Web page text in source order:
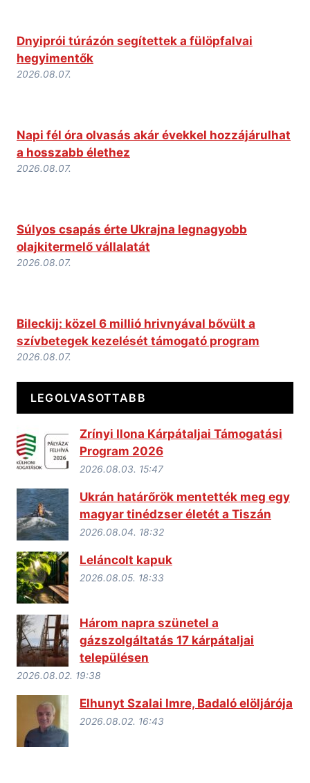
Dnyiprói túrázón segítettek a fülöpfalvai
hegyimentők
2026.08.07.
Napi fél óra olvasás akár évekkel hozzájárulhat
a hosszabb élethez
2026.08.07.
Súlyos csapás érte Ukrajna legnagyobb
olajkitermelő vállalatát
2026.08.07.
Bileckij: közel 6 millió hrivnyával bővült a
szívbetegek kezelését támogató program
2026.08.07.
LEGOLVASOTTABB
Zrínyi Ilona Kárpátaljai Támogatási
Program 2026
2026.08.03. 15:47
Ukrán határőrök mentették meg egy
magyar tinédzser életét a Tiszán
2026.08.04. 18:32
Leláncolt kapuk
2026.08.05. 18:33
Három napra szünetel a
gázszolgáltatás 17 kárpátaljai
településen
2026.08.02. 19:38
Elhunyt Szalai Imre, Badaló elöljárója
2026.08.02. 16:43